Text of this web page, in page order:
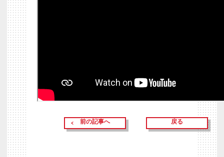
前の記事へ 戻る